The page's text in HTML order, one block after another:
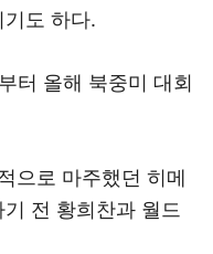
도 하다.
터 올해 북중미 대회
으로 마주했던 히메
전 황희찬과 월드